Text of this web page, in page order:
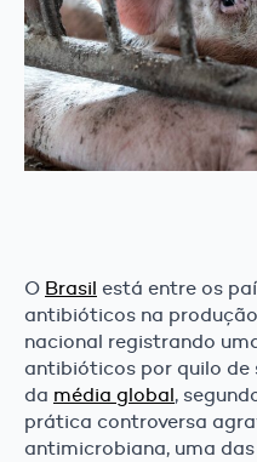
O Brasil está entre os
antibióticos na
nacional registrando
antibióticos por quilo
da média global,
prática controversa
antimicrobiana, uma